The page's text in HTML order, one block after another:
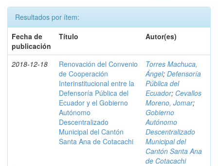
Resultados por ítem:
Fecha de
publicación
Título Autor(es)
2018-12-18
Renovación del Convenio
de Cooperación
Interinstitucional entre la
Defensoría Pública del
Ecuador y el Gobierno
Autónomo
Descentralizado
Municipal del Cantón
Santa Ana de Cotacachi
Torres Machuca,
Ángel; Defensoría
Pública del
Ecuador; Cevallos
Moreno, Jomar;
Gobierno
Autónomo
Descentralizado
Municipal del
Cantón Santa Ana
de Cotacachi